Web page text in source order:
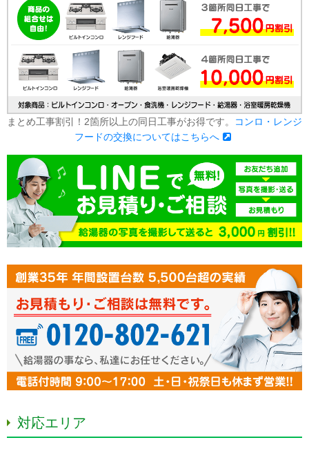
まとめ工事割引！2箇所以上の同日工事がお得です。
コンロ・レンジ
フードの交換についてはこちらへ
対応エリア